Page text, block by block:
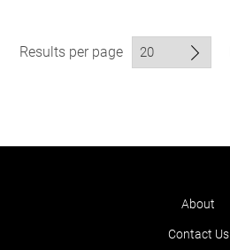
Results per page
About
Contact Us